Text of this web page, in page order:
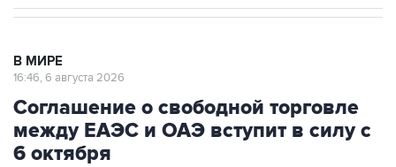
В МИРЕ
16:46, 6 августа 2026
Соглашение о свободной торговле
между ЕАЭС и ОАЭ вступит в силу с
6 октября